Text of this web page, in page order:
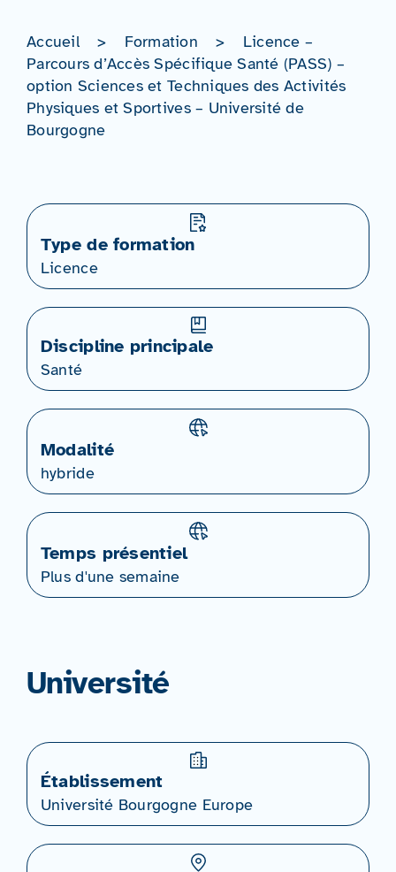
Accueil > Formation >
Licence –
Parcours d’Accès Spécifique Santé (PASS) –
option Sciences et Techniques des Activités
Physiques et Sportives – Université de
Bourgogne
Type de formation
Licence
Discipline principale
Santé
Modalité
hybride
Temps présentiel
Plus d'une semaine
Université
Établissement
Université Bourgogne Europe